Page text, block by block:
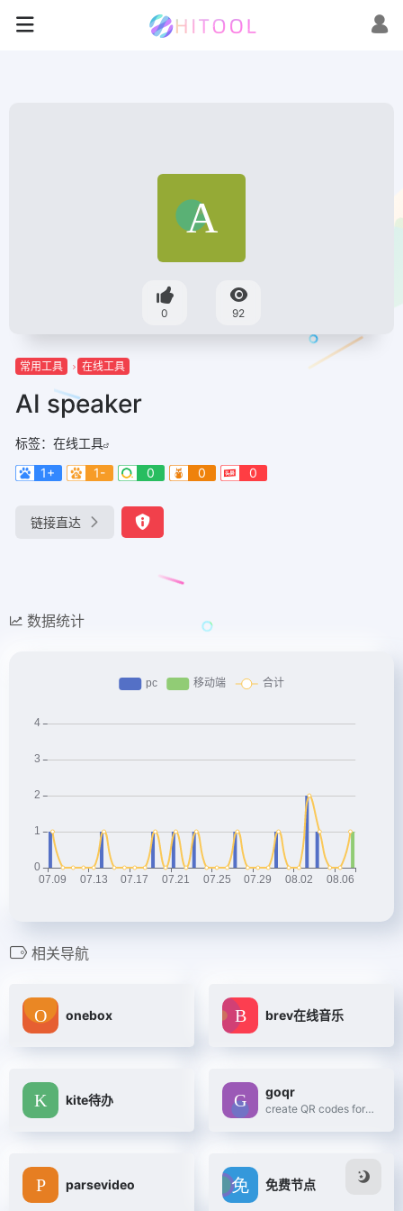
0 92
常用工具 在线工具
AI speaker
标签： 在线工具
1+
1- 0 0 0
链接直达
数据统计
相关导航
onebox brev在线音乐
kite待办
goqr
create QR codes for free (Logo, T-Shirt, vCard, EPS)
parsevideo 免费节点